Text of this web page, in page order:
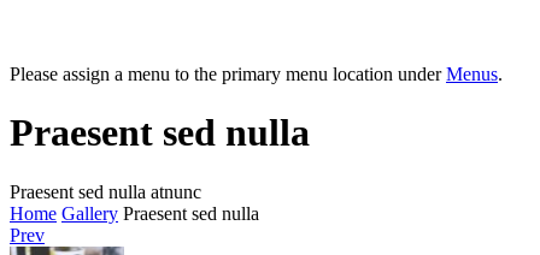
Please assign a menu to the primary menu location underMenus.
Praesent sed nulla
Praesent sed nulla atnunc
Home Gallery Praesent sed nulla
Prev